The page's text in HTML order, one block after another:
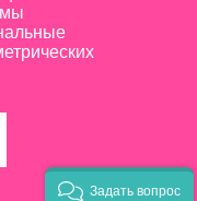
мы
Задать вопрос